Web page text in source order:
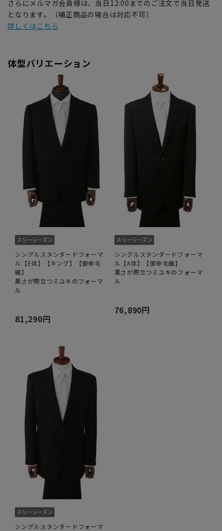
さらにメルマガ会員様は、当日12:00までのご注文で当日発送
となります。（補正商品の場合は対応不可）
詳しくはこちら
体型バリエーション
シングルスタンダードフォーマ
ル【E体】【キング】【御幸毛
織】
黒さが際立つミユキのフォーマ
ル
81,290円
シングルスタンダードフォーマ
ル【A体】【御幸毛織】
黒さが際立つミユキのフォーマ
ル
76,890円
シングルスタンダードフォーマ